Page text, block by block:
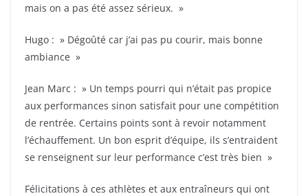
mais on a pas été assez sérieux. »
Hugo : » Dégoûté car j’ai pas pu courir, mais bonne
ambiance »
Jean Marc : » Un temps pourri qui n’était pas propice
aux performances sinon satisfait pour une compétition
de rentrée. Certains points sont à revoir notamment
l’échauffement. Un bon esprit d’équipe, ils s’entraident
se renseignent sur leur performance c’est très bien »
Félicitations à ces athlètes et aux entraîneurs qui ont